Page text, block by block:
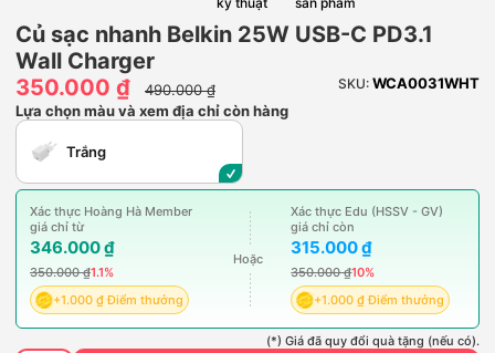
Củ sạc nhanh Belkin 25W USB-C PD3.1
Wall Charger
350.000 ₫
490.000 ₫ SKU: WCA0031WHT
Lựa chọn màu và xem địa chỉ còn hàng
Trắng
Xác thực Hoàng Hà Member
giá chỉ từ
346.000 ₫
350.000 ₫1.1%
+1.000 ₫ Điểm thưởng
Hoặc
Xác thực Edu (HSSV - GV)
giá chỉ còn
315.000 ₫
350.000 ₫10%
+1.000 ₫ Điểm thưởng
(*) Giá đã quy đổi quà tặng (nếu có).